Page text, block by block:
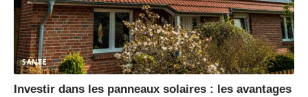
SANTÉ
Investir dans les panneaux solaires : les avantages